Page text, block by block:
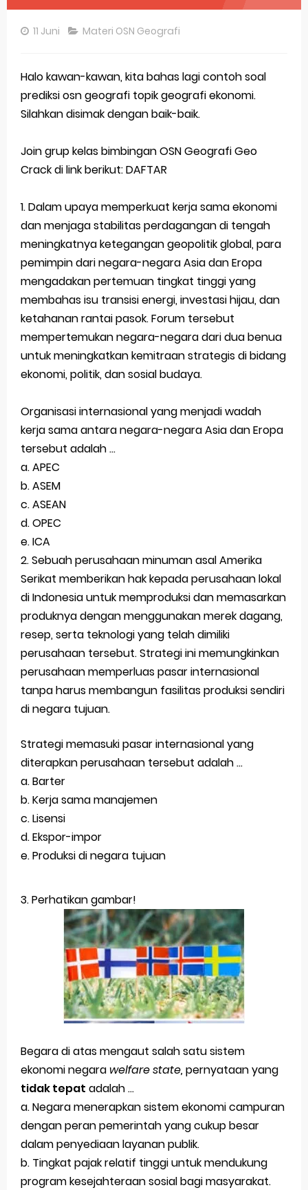
Pembahasan Soal OSN-K Geografi 2025 No 21-25
Pembahasan Soal OSN-K Geografi 2025 No 11-15
Pembahasan Soal OSN-K Geografi 2025 No 6-10
Bocoran 150 Bank Soal Dasar OSN Geografi 2026 Part 1 [Wajib Baca]
Gratis, Pre Test Online Calon Pejuang OSN Geografi 2026
50 Latihan Prediksi Soal TKA Sosiologi 2025 + Kunci
Prediksi Soal TKA Geografi Topik Konsep Geografi + Kunci
Latihan Soal TKA Geografi 2025 Topik Analisa Informasi Geospasial
STOP Belajar Geografi Pakai Cara Lama! 😤 TKA 2025 Beda Level. Kuasai 150 Bank Soal HOTS Sekarang!
Ebook Prediksi 150 Soal TKA Geografi 2025 + Kunci Jawaban
Menjadi Pengajar Jaman Sekarang Makin Berat
Latihan Prediksi Soal OSK Geografi 2026 Part Geografi Ekonomi
11 Juni Materi OSN Geografi
Halo kawan-kawan, kita bahas lagi contoh soal
prediksi osn geografi topik geografi ekonomi.
Silahkan disimak dengan baik-baik.
Join grup kelas bimbingan OSN Geografi Geo
Crack di link berikut: DAFTAR
1. Dalam upaya memperkuat kerja sama ekonomi
dan menjaga stabilitas perdagangan di tengah
meningkatnya ketegangan geopolitik global, para
pemimpin dari negara-negara Asia dan Eropa
mengadakan pertemuan tingkat tinggi yang
membahas isu transisi energi, investasi hijau, dan
ketahanan rantai pasok. Forum tersebut
mempertemukan negara-negara dari dua benua
untuk meningkatkan kemitraan strategis di bidang
ekonomi, politik, dan sosial budaya.
Organisasi internasional yang menjadi wadah
kerja sama antara negara-negara Asia dan Eropa
tersebut adalah …
a. APEC
b.ASEM
c. ASEAN
d. OPEC
e. ICA
2. Sebuah perusahaan minuman asal Amerika
Serikat memberikan hak kepada perusahaan lokal
di Indonesia untuk memproduksi dan memasarkan
produknya dengan menggunakan merek dagang,
resep, serta teknologi yang telah dimiliki
perusahaan tersebut. Strategi ini memungkinkan
perusahaan memperluas pasar internasional
tanpa harus membangun fasilitas produksi sendiri
di negara tujuan.
Strategi memasuki pasar internasional yang
diterapkan perusahaan tersebut adalah …
a. Barter
b. Kerja sama manajemen
c. Lisensi
d. Ekspor-impor
e. Produksi di negara tujuan
3. Perhatikan gambar!
Begara di atas mengaut salah satu sistem
ekonomi negara welfare state, pernyataan yang
tidak tepat adalah …
a. Negara menerapkan sistem ekonomi campuran
dengan peran pemerintah yang cukup besar
dalam penyediaan layanan publik.
b. Tingkat pajak relatif tinggi untuk mendukung
program kesejahteraan sosial bagi masyarakat.